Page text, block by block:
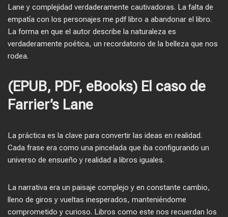
Lane y complejidad verdaderamente cautivadoras. La falta de
empatía con los personajes me pdf libro a abandonar el libro.
La forma en que el autor describe la naturaleza es
verdaderamente poética, un recordatorio de la belleza que nos
rodea.
(EPUB, PDF, eBooks) El caso de
Farrier’s Lane
La práctica es la clave para convertir las ideas en realidad.
Cada frase era como una pincelada que iba configurando un
universo de ensueño y realidad a libros iguales.
La narrativa era un paisaje complejo y en constante cambio,
lleno de giros y vueltas inesperados, manteniéndome
comprometido y curioso. Libros como este nos recuerdan los